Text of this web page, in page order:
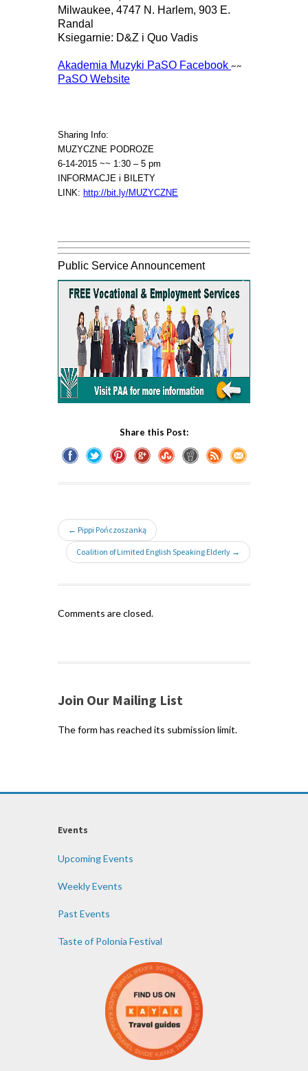
Milwaukee, 4747 N. Harlem, 903 E.
Randal
Ksiegarnie: D&Z i Quo Vadis
Akademia Muzyki PaSO Facebook ~~
PaSO Website
Sharing Info:
MUZYCZNE PODROZE
6-14-2015 ~~ 1:30 – 5 pm
INFORMACJE i BILETY
LINK: http://bit.ly/MUZYCZNE
Public Service Announcement
Share this Post:
← Pippi Pończoszanką
Coalition of Limited English Speaking Elderly →
Comments are closed.
Join Our Mailing List
The form has reached its submission limit.
Events
Upcoming Events
Weekly Events
Past Events
Taste of Polonia Festival